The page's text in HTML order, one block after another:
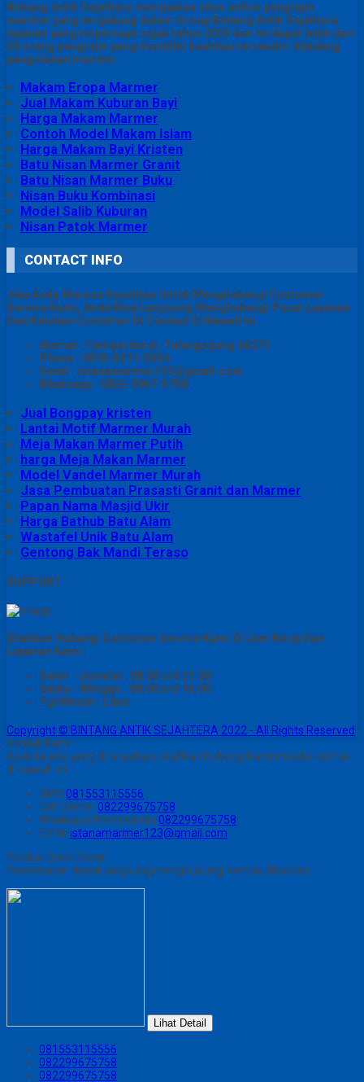
Bintang Antik Sejahtera merupakan situs online pengrajin
marmer yang tergabung dalam Group Bintang Antik Sejahtera
layanan yang terpercaya sejak tahun 2009 dan terdapat lebih dari
50 orang pengrajin yang memiliki keahlian tersendiri dibidang
pengolahan marmer.
Makam Eropa Marmer
Jual Makam Kuburan Bayi
Harga Makam Marmer
Contoh Model Makam Islam
Harga Makam Bayi Kristen
Batu Nisan Marmer Granit
Batu Nisan Marmer Buku
Nisan Buku Kombinasi
Model Salib Kuburan
Nisan Patok Marmer
CONTACT INFO
Jika Anda Merasa Kesulitan Untuk Menghubungi Customer
Service Kami, Anda Bisa Langsung Menghubungi Pusat Layanan
Dan Keluhan Customer Di Contact Di Bawah Ini
Alamat : Campurdarat, Tulungagung 66272
Phone : 0815-5311-5556
Email : istanamarmer123@gmail.com
Whatsapp : 0822-9967-5758
Jual Bongpay kristen
Lantai Motif Marmer Murah
Meja Makan Marmer Putih
harga Meja Makan Marmer
Model Vandel Marmer Murah
Jasa Pembuatan Prasasti Granit dan Marmer
Papan Nama Masjid Ukir
Harga Bathub Batu Alam
Wastafel Unik Batu Alam
Gentong Bak Mandi Teraso
SUPPORT
Silahkan Hubungi Customer Service Kami Di Jam Kerja Dan
Layanan Kami
Senin - Juma'at : 08.00 s/d 21.00
Sabtu - Minggu : 08.00 s/d 16.00
Tgl Merah : Libur
Copyright © BINTANG ANTIK SEJAHTERA 2022 - All Rights Reserved
Kontak Kami
Apabila ada yang ditanyakan, silahkan hubungi kami melalui kontak
di bawah ini.
SMS 081553115556
Call Center 082299675758
Whatsapp Pemesanan 082299675758
Email istanamarmer123@gmail.com
Produk Quick Order
Pemesanan dapat langsung menghubungi kontak dibawah:
Lihat Detail
081553115556
082299675758
082299675758